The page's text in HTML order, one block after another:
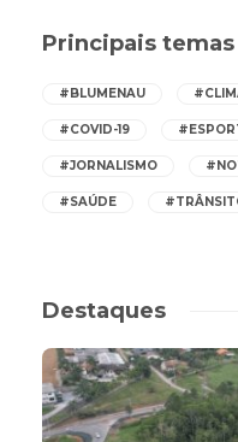
Principais temas
#BLUMENAU
#COVID-19
#JORNALISMO
#SAÚDE
Destaques